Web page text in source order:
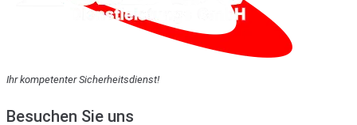
Ihr kompetenter Sicherheitsdienst!
Besuchen Sie uns